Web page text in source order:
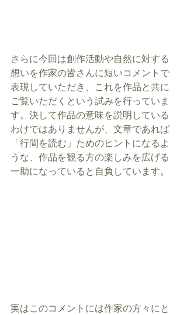
さらに今回は創作活動や自然に対する
想いを作家の皆さんに短いコメントで
表現していただき、これを作品と共に
ご覧いただくという試みを行っていま
す。決して作品の意味を説明している
わけではありませんが、文章であれば
「行間を読む」ためのヒントになるよ
うな、作品を観る方の楽しみを広げる
一助になっていると自負しています。
実はこのコメントには作家の方々にと